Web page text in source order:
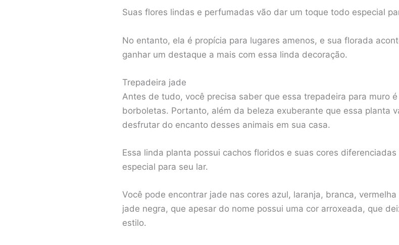
Suas flores lindas e perfumadas vão dar um toque todo especial
No entanto, ela é propícia para lugares amenos, e sua florada
ganhar um destaque a mais com essa linda decoração.
Trepadeira jade
Antes de tudo, você precisa saber que essa trepadeira para muro
borboletas. Portanto, além da beleza exuberante que essa planta
desfrutar do encanto desses animais em sua casa.
Essa linda planta possui cachos floridos e suas cores
especial para seu lar.
Você pode encontrar jade nas cores azul, laranja, branca,
jade negra, que apesar do nome possui uma cor arroxeada, que
estilo.